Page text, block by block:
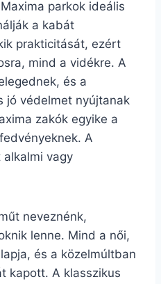
parkok ideális
a kabát
prakticitását, ezért
mind a vidékre. A
és a
jó védelmet nyújtanak
zakók egyike a
A
alkalmi vagy
neveznénk,
lenne. Mind a női,
és a közelmúltban
kapott. A klasszikus